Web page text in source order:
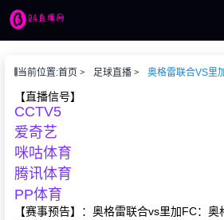
事
当前位置:首页 足球直播 奥格雷联合VS里
【直播信号】
CCTV5
爱奇艺
咪咕体育
腾讯体育
PP体育
【赛事预告】：奥格雷联合vs里加FC：